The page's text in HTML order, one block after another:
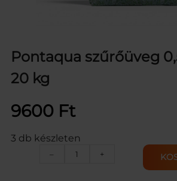
Pontaqua szűrőüveg
20 kg
9600 Ft
3 db készleten
–
P
+